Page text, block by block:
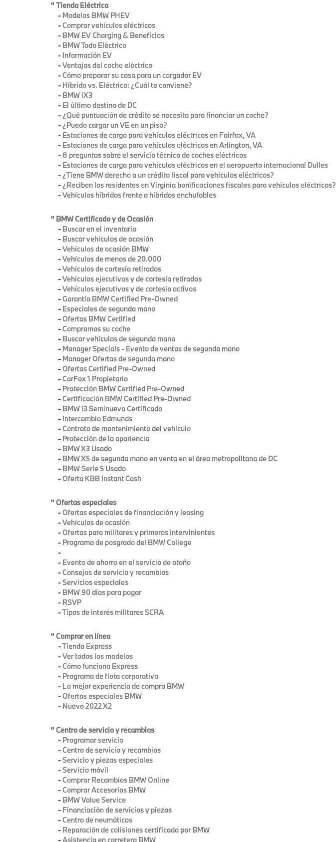
" Tienda Eléctrica
- Modelos BMW PHEV
-Comprar vehículos eléctricos
- BMW EV Charging & Beneficios
- BMW Todo Eléctrico
- Información EV
-Ventajas del coche eléctrico
-Cómo preparar su casa para un cargador EV
- Híbrido vs. Eléctrico: ¿Cuál te conviene?
- BMW iX3
- El último destino de DC
-¿Qué puntuación de crédito se necesita para financiar un coche?
-¿Puedo cargar un VE en un piso?
- Estaciones de carga para vehículos eléctricos en Fairfax, VA
- Estaciones de carga para vehículos eléctricos en Arlington, VA
- 8 preguntas sobre el servicio técnico de coches eléctricos
- Estaciones de carga para vehículos eléctricos en el aeropuerto internacional Dulles
-¿Tiene BMW derecho a un crédito fiscal para vehículos eléctricos?
-¿Reciben los residentes en Virginia bonificaciones fiscales para vehículos eléctricos?
-Vehículos híbridos frente a híbridos enchufables
" BMW Certificado y de Ocasión
- Buscar en el inventario
- Buscar vehículos de ocasión
-Vehículos de ocasión BMW
-Vehículos de menos de 20.000
-Vehículos de cortesía retirados
-Vehículos ejecutivos y de cortesía retirados
-Vehículos ejecutivos y de cortesía activos
-Garantía BMW Certified Pre-Owned
- Especiales de segunda mano
-Ofertas BMW Certified
-Compramos su coche
- Buscar vehículos de segunda mano
- Manager Specials - Evento de ventas de segunda mano
- Manager Ofertas de segunda mano
-Ofertas Certified Pre-Owned
-CarFax 1 Propietario
- Protección BMW Certified Pre-Owned
-Certificación BMW Certified Pre-Owned
- BMW i3 Seminuevo Certificado
- Intercambio Edmunds
-Contrato de mantenimiento del vehículo
- Protección de la apariencia
- BMW X3 Usado
- BMW X5 de segunda mano en venta en el área metropolitana de DC
- BMW Serie 5 Usado
-Oferta KBB Instant Cash
" Ofertas especiales
-Ofertas especiales de financiación y leasing
-Vehículos de ocasión
-Ofertas para militares y primeros intervinientes
- Programa de posgrado del BMW College
-
- Evento de ahorro en el servicio de otoño
-Consejos de servicio y recambios
-Servicios especiales
- BMW 90 días para pagar
- RSVP
-Tipos de interés militares SCRA
" Comprar en línea
-Tienda Express
-Ver todos los modelos
-Cómo funciona Express
- Programa de flota corporativa
- La mejor experiencia de compra BMW
-Ofertas especiales BMW
- Nuevo 2022 X2
" Centro de servicio y recambios
- Programar servicio
-Centro de servicio y recambios
-Servicio y piezas especiales
-Servicio móvil
-Comprar Recambios BMW Online
-Comprar Accesorios BMW
- BMW Value Service
- Financiación de servicios y piezas
-Centro de neumáticos
- Reparación de colisiones certificada por BMW
-Asistencia en carretera BMW